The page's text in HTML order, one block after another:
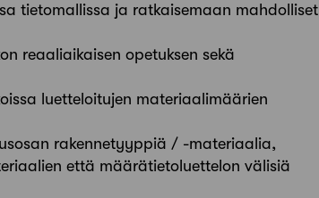
tietomallissa ja ratkaisemaan mahdolliset
reaaliaikaisen opetuksen sekä
luetteloitujen materiaalimäärien
rakennetyyppiä / -materiaalia,
että määrätietoluettelon välisiä